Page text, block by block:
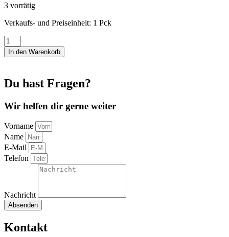
3 vorrätig
Verkaufs- und Preiseinheit: 1 Pck
Druckknöpfe
zum
Annähen
weiß
(PrymI)
In den Warenkorb
Du hast Fragen?
Wir helfen dir gerne weiter
Vorname
Name
E-Mail
Telefon
Nachricht
Absenden
Kontakt